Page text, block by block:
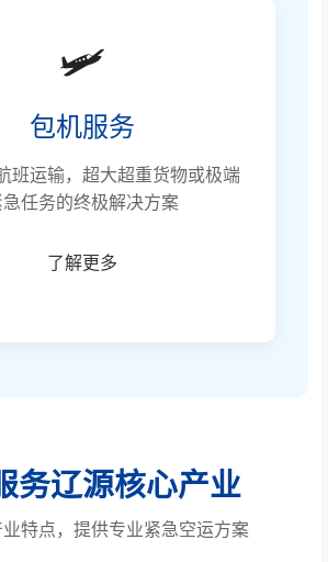
🛩️
包机服务
班运输，超大超重货物或极端
急任务的终极解决方案
了解更多
务辽源核心产业
特点，提供专业紧急空运方案